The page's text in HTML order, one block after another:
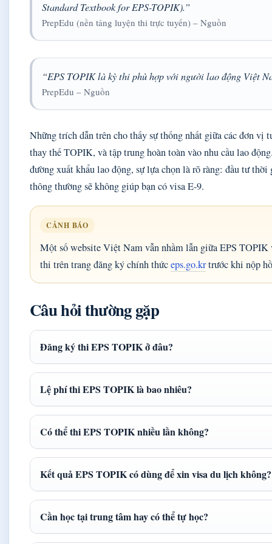
Standard Textbook for EPS-TOPIK).”
PrepEdu (nền tảng luyện thi trực tuyến) – Nguồn
“EPS TOPIK là kỳ thi phù hợp với người lao động Việt
PrepEdu – Nguồn
Những trích dẫn trên cho thấy sự thống nhất giữa các đơn
thay thế TOPIK, và tập trung hoàn toàn vào nhu cầu lao
đường xuất khẩu lao động, sự lựa chọn là rõ ràng: đầu tư
thông thường sẽ không giúp bạn có visa E-9.
CẢNH BÁO
Một số website Việt Nam vẫn nhầm lẫn giữa EPS
thi trên trang đăng ký chính thứceps.go.krtrước khi nộp
Câu hỏi thường gặp
Đăng ký thi EPS TOPIK ở đâu?
Lệ phí thi EPS TOPIK là bao nhiêu?
Có thể thi EPS TOPIK nhiều lần không?
Kết quả EPS TOPIK có dùng để xin visa du lịch không?
Cần học tại trung tâm hay có thể tự học?